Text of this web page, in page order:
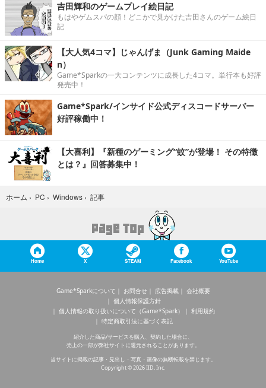
吉田輝和のゲームプレイ絵日記
もはやゲムスパの顔！どこかで見かけた吉田さんのゲーム絵日
記
【大人気4コマ】じゃんげま（Junk Gaming Maide
n）
Game*Sparkの一大コンテンツに成長した4コマ。単行本も好評
発売中！
Game*Spark/インサイド公式ディスコードサーバー
好評稼働中！
【大喜利】『新種のゲーミング“蚊”が登場！ その特徴
とは？』回答募集中！
ホーム › PC › Windows › 記事
Home X STEAM Facebook YouTube
Game*Sparkについて お問合せ 広告掲載
会社概要
個人情報保護方針
個人情報の取り扱いについて（Game*Spark）
利用規約
特定商取引法に基づく表記
紹介した商品/サービスを購入、契約した場合に、
売上の一部が弊社サイトに還元されることがあります。
当サイトに掲載の記事・見出し・写真・画像の無断転載を禁じます。
Copyright © 2026 IID, Inc.